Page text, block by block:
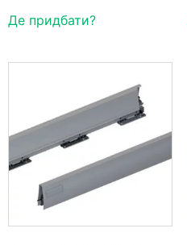
Де придбати?